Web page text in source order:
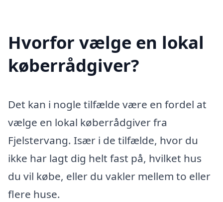
Hvorfor vælge en lokal
køberrådgiver?
Det kan i nogle tilfælde være en fordel at
vælge en lokal køberrådgiver fra
Fjelstervang. Især i de tilfælde, hvor du
ikke har lagt dig helt fast på, hvilket hus
du vil købe, eller du vakler mellem to eller
flere huse.